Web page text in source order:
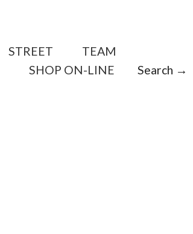
STREET
TEAM
SHOP ON-LINE Search →